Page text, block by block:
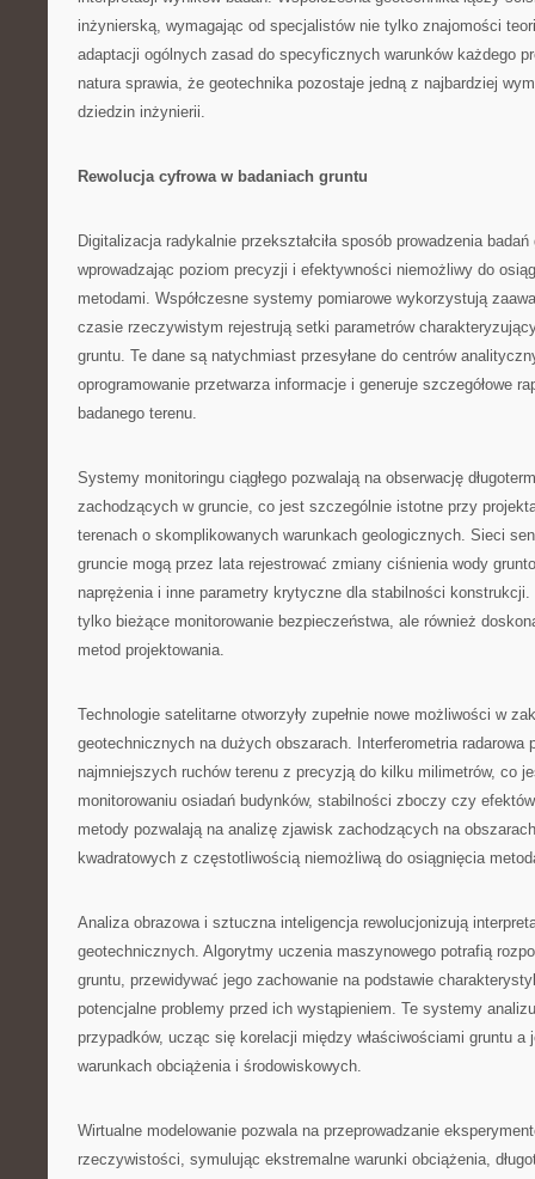
inżynierską, wymagając od specjalistów nie tylko znajomości
adaptacji ogólnych zasad do specyficznych warunków każdego
natura sprawia, że geotechnika pozostaje jedną z najbardziej
dziedzin inżynierii.
Rewolucja cyfrowa w badaniach gruntu
Digitalizacja radykalnie przekształciła sposób prowadzenia
wprowadzając poziom precyzji i efektywności niemożliwy do
metodami. Współczesne systemy pomiarowe wykorzystują
czasie rzeczywistym rejestrują setki parametrów
gruntu. Te dane są natychmiast przesyłane do centrów
oprogramowanie przetwarza informacje i generuje szczegółowe
badanego terenu.
Systemy monitoringu ciągłego pozwalają na obserwację
zachodzących w gruncie, co jest szczególnie istotne przy
terenach o skomplikowanych warunkach geologicznych. Sieci
gruncie mogą przez lata rejestrować zmiany ciśnienia wody
naprężenia i inne parametry krytyczne dla stabilności konstrukcji.
tylko bieżące monitorowanie bezpieczeństwa, ale również
metod projektowania.
Technologie satelitarne otworzyły zupełnie nowe możliwości w
geotechnicznych na dużych obszarach. Interferometria radarowa
najmniejszych ruchów terenu z precyzją do kilku milimetrów, co
monitorowaniu osiadań budynków, stabilności zboczy czy
metody pozwalają na analizę zjawisk zachodzących na
kwadratowych z częstotliwością niemożliwą do osiągnięcia
Analiza obrazowa i sztuczna inteligencja rewolucjonizują
geotechnicznych. Algorytmy uczenia maszynowego potrafią
gruntu, przewidywać jego zachowanie na podstawie
potencjalne problemy przed ich wystąpieniem. Te systemy
przypadków, ucząc się korelacji między właściwościami gruntu a
warunkach obciążenia i środowiskowych.
Wirtualne modelowanie pozwala na przeprowadzanie
rzeczywistości, symulując ekstremalne warunki obciążenia,